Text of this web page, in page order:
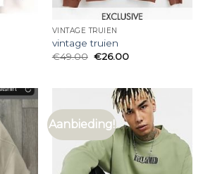
VINTAGE TRUIEN
vintage truien
€49.00 €26.00
Aanbieding!